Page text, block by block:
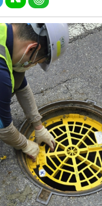
회', "미래 인재" 300만